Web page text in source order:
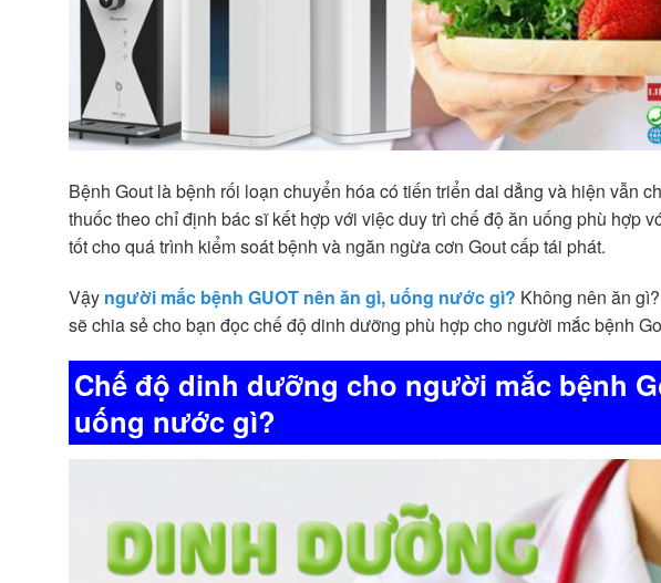
Bệnh Gout là bệnh rối loạn chuyển hóa có tiến triển dai dẳng và hiện vẫn
thuốc theo chỉ định bác sĩ kết hợp với việc duy trì chế độ ăn uống phù hợp
tốt cho quá trình kiểm soát bệnh và ngăn ngừa cơn Gout cấp tái phát.
Vậy người mắc bệnh GUOT nên ăn gì, uống nước gì? Không nên ăn
sẽ chia sẻ cho bạn đọc chế độ dinh dưỡng phù hợp cho người mắc bệnh
Chế độ dinh dưỡng cho người mắc bệnh
uống nước gì?